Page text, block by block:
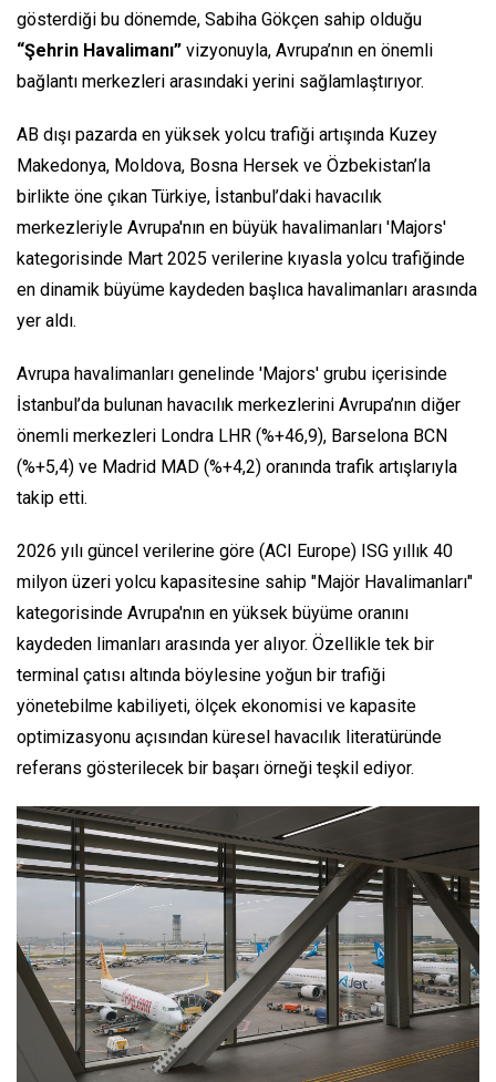
gösterdiği bu dönemde, Sabiha Gökçen sahip olduğu
“Şehrin Havalimanı” vizyonuyla, Avrupa’nın en önemli
bağlantı merkezleri arasındaki yerini sağlamlaştırıyor.
AB dışı pazarda en yüksek yolcu trafiği artışında Kuzey
Makedonya, Moldova, Bosna Hersek ve Özbekistan’la
birlikte öne çıkan Türkiye, İstanbul’daki havacılık
merkezleriyle Avrupa'nın en büyük havalimanları 'Majors'
kategorisinde Mart 2025 verilerine kıyasla yolcu trafiğinde
en dinamik büyüme kaydeden başlıca havalimanları arasında
yer aldı.
Avrupa havalimanları genelinde 'Majors' grubu içerisinde
İstanbul’da bulunan havacılık merkezlerini Avrupa’nın diğer
önemli merkezleri Londra LHR (%+46,9), Barselona BCN
(%+5,4) ve Madrid MAD (%+4,2) oranında trafik artışlarıyla
takip etti.
2026 yılı güncel verilerine göre (ACI Europe) ISG yıllık 40
milyon üzeri yolcu kapasitesine sahip "Majör Havalimanları"
kategorisinde Avrupa'nın en yüksek büyüme oranını
kaydeden limanları arasında yer alıyor. Özellikle tek bir
terminal çatısı altında böylesine yoğun bir trafiği
yönetebilme kabiliyeti, ölçek ekonomisi ve kapasite
optimizasyonu açısından küresel havacılık literatüründe
referans gösterilecek bir başarı örneği teşkil ediyor.